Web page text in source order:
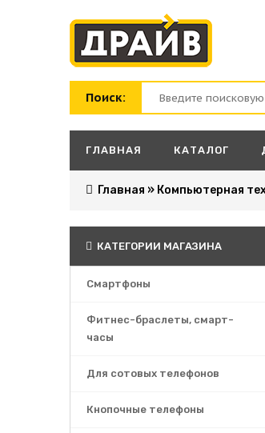
Поиск:
ГЛАВНАЯ КАТАЛОГ
Главная » Компьютерная
КАТЕГОРИИ МАГАЗИНА
Смартфоны
Фитнес-браслеты, смарт-
часы
Для сотовых телефонов
Кнопочные телефоны